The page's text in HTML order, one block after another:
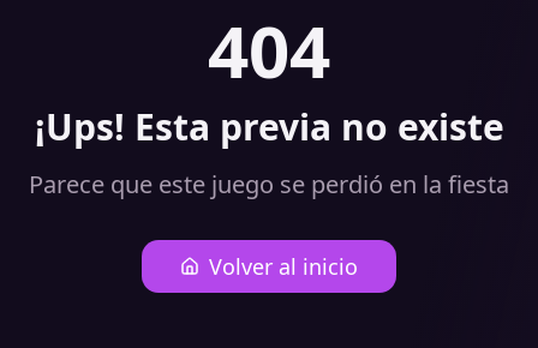
404
¡Ups! Esta previa no existe
Parece que este juego se perdió en la fiesta
Volver al inicio